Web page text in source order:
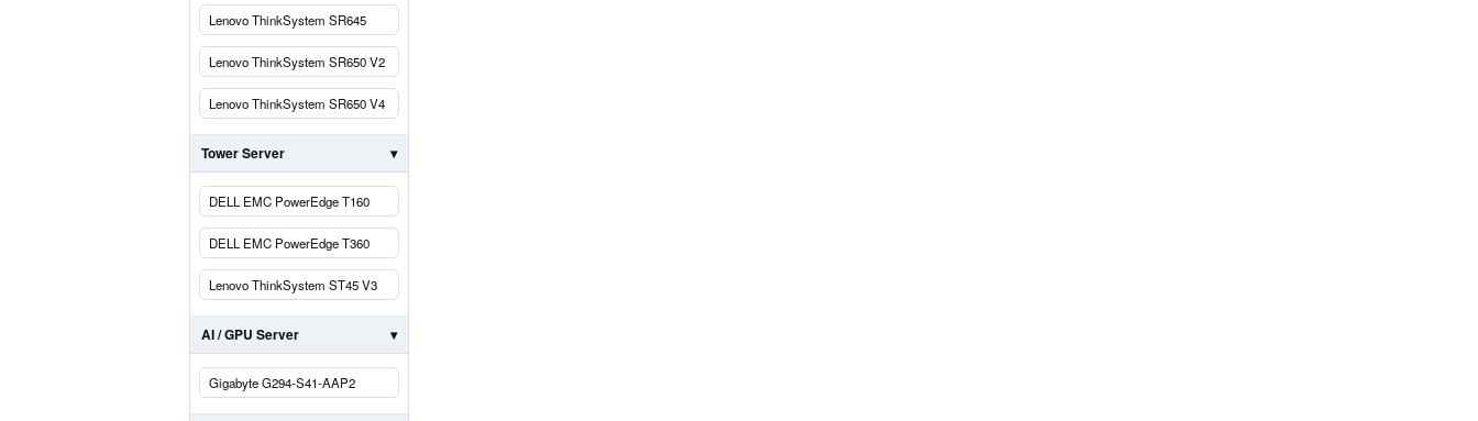
Lenovo ThinkSystem SR645
Lenovo ThinkSystem SR650 V2
Lenovo ThinkSystem SR650 V4
Tower Server
DELL EMC PowerEdge T160
DELL EMC PowerEdge T360
Lenovo ThinkSystem ST45 V3
AI / GPU Server
Gigabyte G294-S41-AAP2